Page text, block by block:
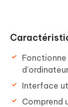
Interface
Comprend